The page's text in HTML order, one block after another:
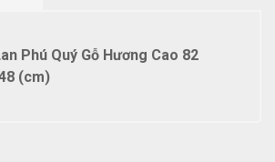
Phú Quý Gỗ Hương Cao 82
(cm)